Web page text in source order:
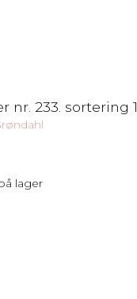
nr. 233. sortering 1
lager